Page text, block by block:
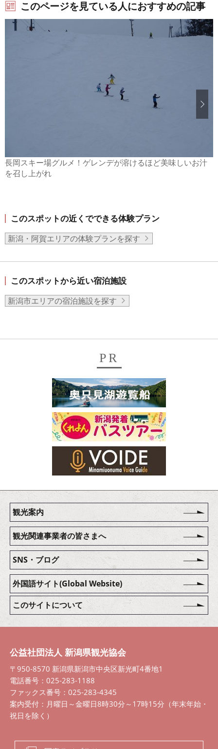
このページを見ている人におすすめの記事
長岡スキー場グルメ！ゲレンデが溶けるほど美味しいお汁
を召し上がれ
このスポットの近くでできる体験プラン
新潟・阿賀エリアの体験プランを探す
このスポットから近い宿泊施設
新潟市エリアの宿泊施設を探す
PR
観光案内
観光関連事業者の皆さまへ
SNS・ブログ
外国語サイト(Global Website)
このサイトについて
公益社団法人 新潟県観光協会
〒950-8570 新潟県新潟市中央区新光町4番地1
電話番号：025-283-1188
ファックス番号：025-283-4345
案内受付：月曜日～金曜日8時30分～17時15分（年末年始・
祝日を除く）